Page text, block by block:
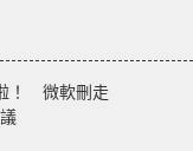
！ 微軟刪走